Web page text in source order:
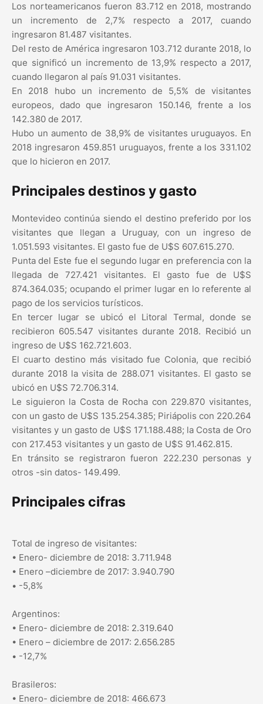
Los norteamericanos fueron 83.712 en 2018, mostrando
un incremento de 2,7% respecto a 2017, cuando
ingresaron 81.487 visitantes.
Del resto de América ingresaron 103.712 durante 2018, lo
que significó un incremento de 13,9% respecto a 2017,
cuando llegaron al país 91.031 visitantes.
En 2018 hubo un incremento de 5,5% de visitantes
europeos, dado que ingresaron 150.146, frente a los
142.380 de 2017.
Hubo un aumento de 38,9% de visitantes uruguayos. En
2018 ingresaron 459.851 uruguayos, frente a los 331.102
que lo hicieron en 2017.
Principales destinos y gasto
Montevideo continúa siendo el destino preferido por los
visitantes que llegan a Uruguay, con un ingreso de
1.051.593 visitantes. El gasto fue de U$S 607.615.270.
Punta del Este fue el segundo lugar en preferencia con la
llegada de 727.421 visitantes. El gasto fue de U$S
874.364.035; ocupando el primer lugar en lo referente al
pago de los servicios turísticos.
En tercer lugar se ubicó el Litoral Termal, donde se
recibieron 605.547 visitantes durante 2018. Recibió un
ingreso de U$S 162.721.603.
El cuarto destino más visitado fue Colonia, que recibió
durante 2018 la visita de 288.071 visitantes. El gasto se
ubicó en U$S 72.706.314.
Le siguieron la Costa de Rocha con 229.870 visitantes,
con un gasto de U$S 135.254.385; Piriápolis con 220.264
visitantes y un gasto de U$S 171.188.488; la Costa de Oro
con 217.453 visitantes y un gasto de U$S 91.462.815.
En tránsito se registraron fueron 222.230 personas y
otros -sin datos- 149.499.
Principales cifras
Total de ingreso de visitantes:
• Enero- diciembre de 2018: 3.711.948
• Enero –diciembre de 2017: 3.940.790
• -5,8%
Argentinos:
• Enero- diciembre de 2018: 2.319.640
• Enero – diciembre de 2017: 2.656.285
• -12,7%
Brasileros:
• Enero- diciembre de 2018: 466.673